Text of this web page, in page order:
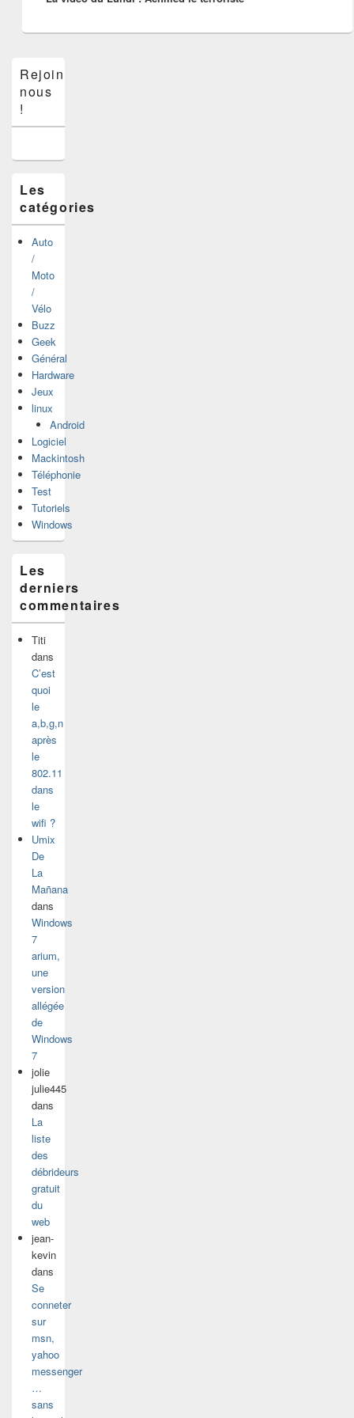
principale
de
widget
latérale
Rejoins-
nous
!
Les
catégories
Auto
/
Moto
/
Vélo
Buzz
Geek
Général
Hardware
Jeux
linux
Android
Logiciel
Mackintosh
Téléphonie
Test
Tutoriels
Windows
Les
derniers
commentaires
Titi
dans
C’est
quoi
le
a,b,g,n
après
le
802.11
dans
le
wifi ?
Umix
De
La
Mañana
dans
Windows
7
arium,
une
version
allégée
de
Windows
7
jolie
julie445
dans
La
liste
des
débrideurs
gratuit
du
web
jean-
kevin
dans
Se
conneter
sur
msn,
yahoo
messenger
…
sans